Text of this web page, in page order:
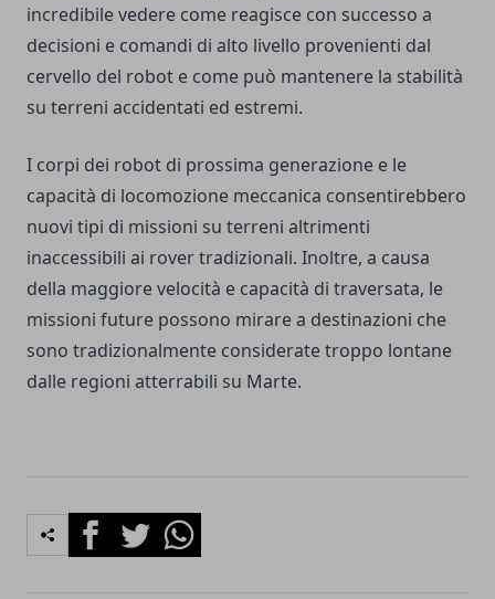
incredibile vedere come reagisce con successo a
decisioni e comandi di alto livello provenienti dal
cervello del robot e come può mantenere la stabilità
su terreni accidentati ed estremi.
I corpi dei robot di prossima generazione e le
capacità di locomozione meccanica consentirebbero
nuovi tipi di missioni su terreni altrimenti
inaccessibili ai rover tradizionali. Inoltre, a causa
della maggiore velocità e capacità di traversata, le
missioni future possono mirare a destinazioni che
sono tradizionalmente considerate troppo lontane
dalle regioni atterrabili su Marte.
FacebookTwitterWhatsapp